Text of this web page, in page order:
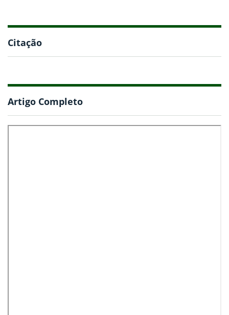
Citação
Artigo Completo